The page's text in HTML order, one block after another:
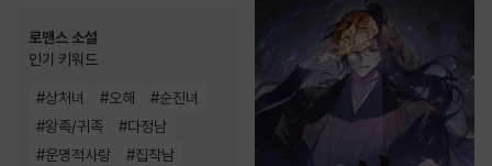
로맨스 소설
인기 키워드
#상처녀 #오해 #순진녀
#왕족/귀족 #다정남
#운명적사랑 #집착남